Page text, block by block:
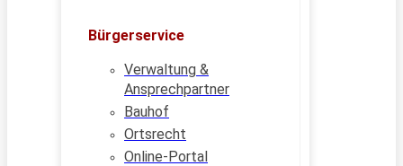
Bürgerservice
Verwaltung &
Ansprechpartner
Bauhof
Ortsrecht
Online-Portal